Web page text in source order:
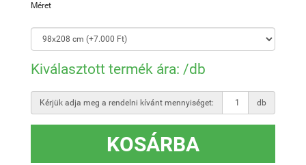
Méret
Kiválasztott termék ára: /db
Kérjük adja meg a rendelni kívánt mennyiséget: db
KOSÁRBA